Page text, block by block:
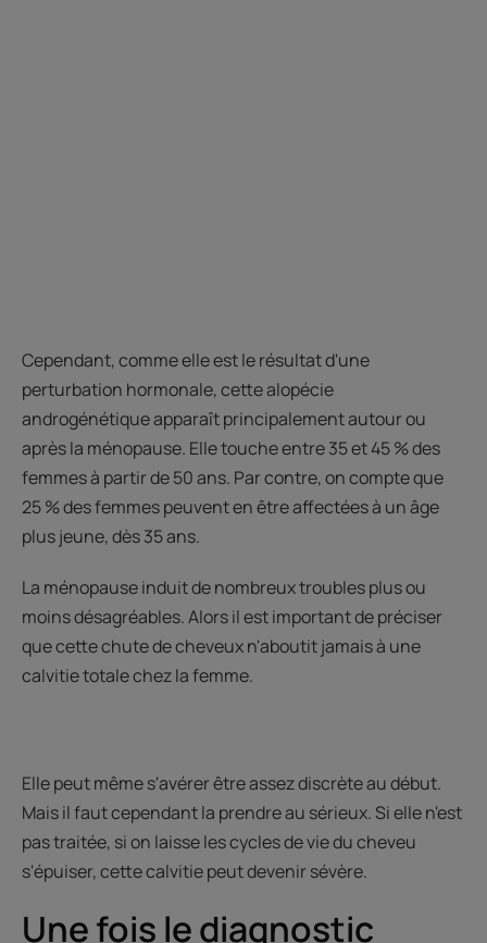
Cependant, comme elle est le résultat d'une
perturbation hormonale, cette alopécie
androgénétique apparaît principalement autour ou
après la ménopause. Elle touche entre 35 et 45 % des
femmes à partir de 50 ans. Par contre, on compte que
25 % des femmes peuvent en être affectées à un âge
plus jeune, dès 35 ans.
La ménopause induit de nombreux troubles plus ou
moins désagréables. Alors il est important de préciser
que cette chute de cheveux n'aboutit jamais à une
calvitie totale chez la femme.
Elle peut même s'avérer être assez discrète au début.
Mais il faut cependant la prendre au sérieux. Si elle n'est
pas traitée, si on laisse les cycles de vie du cheveu
s'épuiser, cette calvitie peut devenir sévère.
Une fois le diagnostic